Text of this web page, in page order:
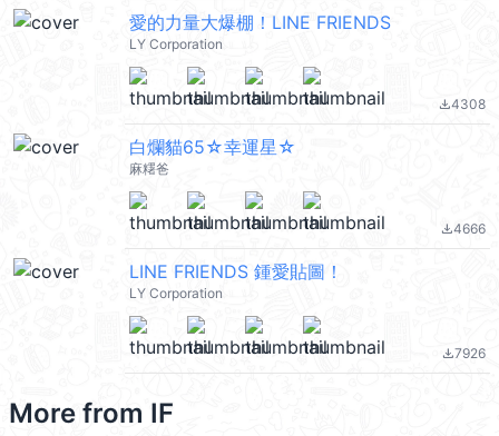
愛的力量大爆棚！LINE FRIENDS
LY Corporation
file_download4308
白爛貓65☆幸運星☆
麻糬爸
file_download4666
LINE FRIENDS 鍾愛貼圖！
LY Corporation
file_download7926
More from IF